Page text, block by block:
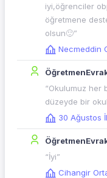
iyi,öğrenciler
öğretmene
olsun🙂”
Necmeddin
“Okulumuz her
düzeyde bir
30 Ağustos
“İyi”
Cihangir